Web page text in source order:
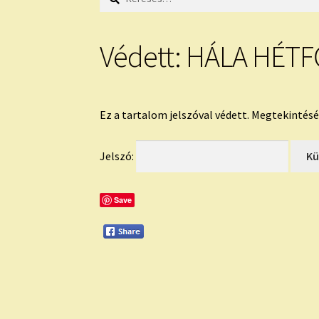
Védett: HÁLA
Ez a tartalom jelszóval védett.
Jelszó:
Save